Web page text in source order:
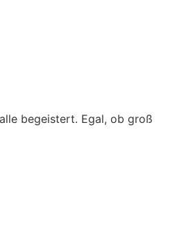
begeistert. Egal, ob groß